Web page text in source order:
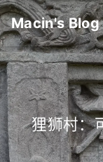
Macin's Blog
狸狮村：